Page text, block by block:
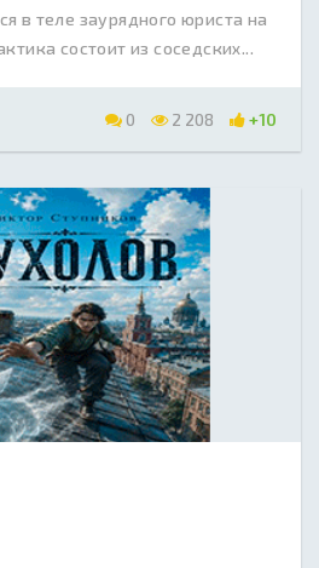
в теле заурядного юриста на
состоит из соседских...
0 2 208 +10